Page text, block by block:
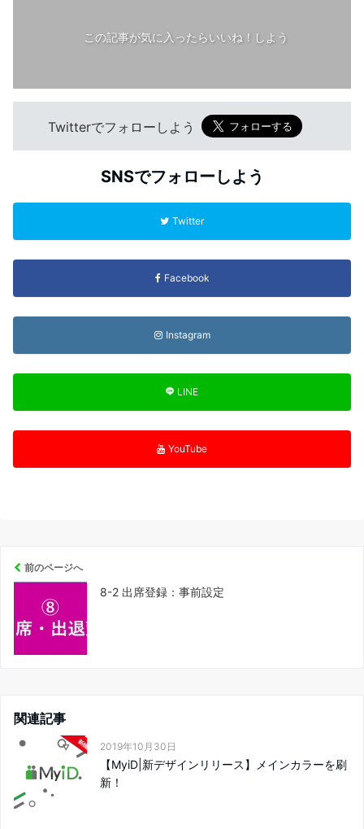
この記事が気に入ったらいいね！しよう
Twitterでフォローしよう
SNSでフォローしよう
Twitter
Facebook
Instagram
LINE
YouTube
前のページへ
8-2 出席登録：事前設定
関連記事
2019年10月30日
【MyiD|新デザインリリース】メインカラーを刷
新！